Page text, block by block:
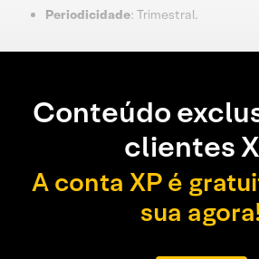
Periodicidade: Trimestral.
Conteúdo
clientes
A conta XP é
sua